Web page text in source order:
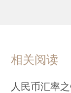
相关阅读
人民币汇率